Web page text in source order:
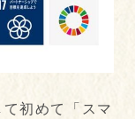
初めて「スマ